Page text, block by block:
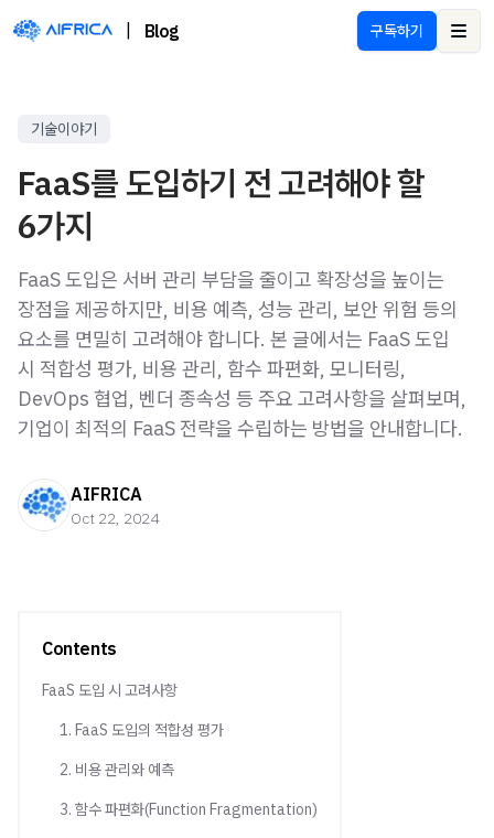
Blog 구독하기
기술이야기
FaaS를 도입하기 전 고려해야 할
6가지
FaaS 도입은 서버 관리 부담을 줄이고 확장성을 높이는
장점을 제공하지만, 비용 예측, 성능 관리, 보안 위험 등의
요소를 면밀히 고려해야 합니다. 본 글에서는 FaaS 도입
시 적합성 평가, 비용 관리, 함수 파편화, 모니터링,
DevOps 협업, 벤더 종속성 등 주요 고려사항을 살펴보며,
기업이 최적의 FaaS 전략을 수립하는 방법을 안내합니다.
AIFRICA
Oct 22, 2024
Contents
FaaS 도입 시 고려사항
1. FaaS 도입의 적합성 평가
2. 비용 관리와 예측
3. 함수 파편화(Function Fragmentation)